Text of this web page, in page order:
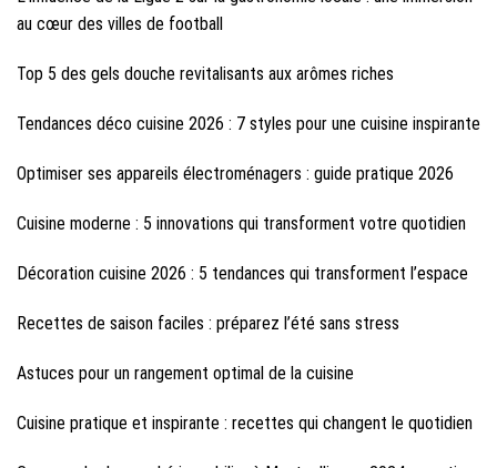
au cœur des villes de football
Top 5 des gels douche revitalisants aux arômes riches
Tendances déco cuisine 2026 : 7 styles pour une cuisine inspirante
Optimiser ses appareils électroménagers : guide pratique 2026
Cuisine moderne : 5 innovations qui transforment votre quotidien
Décoration cuisine 2026 : 5 tendances qui transforment l’espace
Recettes de saison faciles : préparez l’été sans stress
Astuces pour un rangement optimal de la cuisine
Cuisine pratique et inspirante : recettes qui changent le quotidien